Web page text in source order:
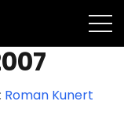
Roman Kunert